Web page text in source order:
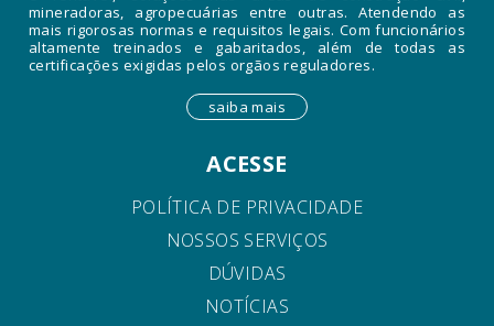
mineradoras, agropecuárias entre outras. Atendendo as
mais rigorosas normas e requisitos legais. Com funcionários
altamente treinados e gabaritados, além de todas as
certificações exigidas pelos orgãos reguladores.
saiba mais
ACESSE
POLÍTICA DE PRIVACIDADE
NOSSOS SERVIÇOS
DÚVIDAS
NOTÍCIAS